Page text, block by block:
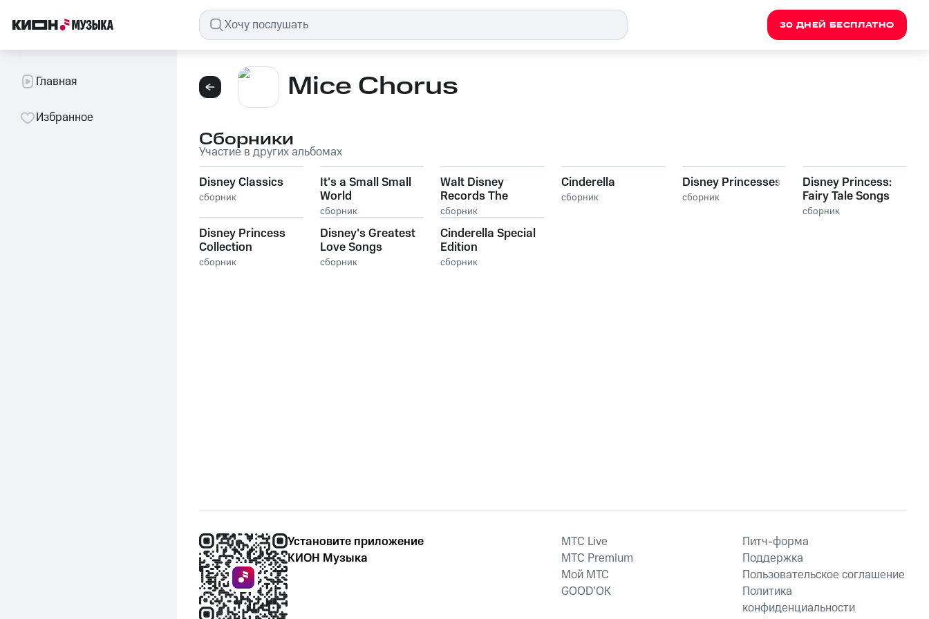
30 ДНЕЙ БЕСПЛАТНО
Главная
Избранное
Mice Chorus
Сборники
Участие в других альбомах
Disney Classics
сборник
It's a Small Small
World
сборник
Walt Disney
Records The
Legacy Collection:
Cinderella
сборник
Cinderella
сборник
Disney Princesses
сборник
Disney Princess:
Fairy Tale Songs
сборник
Disney Princess
Collection
сборник
Disney's Greatest
Love Songs
сборник
Cinderella Special
Edition
сборник
Установите приложение
КИОН Музыка
MTС Live
MTС Premium
Мой МТС
GOOD’OK
Питч-форма
Поддержка
Пользовательское соглашение
Политика
конфиденциальности